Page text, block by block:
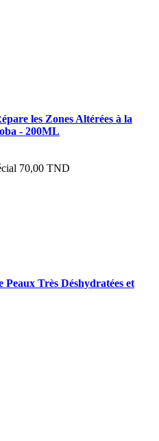
les Zones Altérées à la
- 200ML
70,00 TND
Très Déshydratées et